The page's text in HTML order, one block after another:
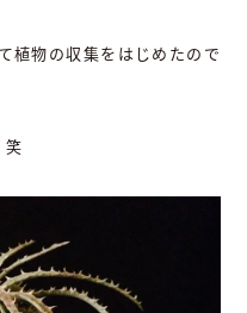
植物の収集をはじめたので
笑